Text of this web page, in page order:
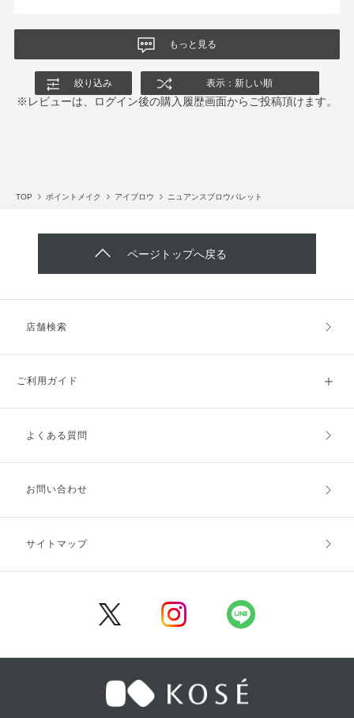
もっと見る
絞り込み 表示：新しい順
※レビューは、ログイン後の購入履歴画面からご投稿頂けます。
TOP ポイントメイク アイブロウ ニュアンスブロウパレット
ページトップへ戻る
店舗検索
ご利用ガイド
ご利用ガイドトップ
お支払方法
キャンセル・返品・交換
よくある質問
お問い合わせ
サイトマップ